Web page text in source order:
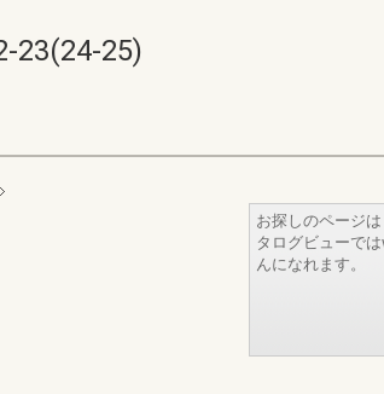
23(24-25)
お探しのページ
タログビューで
んになれます。